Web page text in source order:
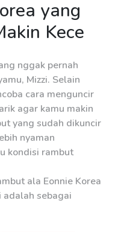
yang
Kece
nggak pernah
Mizzi. Selain
cara menguncir
agar kamu makin
yang sudah dikuncir
nyaman
kondisi rambut
ala Eonnie Korea
adalah sebagai